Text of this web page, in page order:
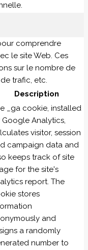
comprendre
le site Web. Ces
sur le nombre de
trafic, etc.
Description
_ga cookie, installed
Google Analytics,
visitor, session
campaign data and
keeps track of site
for the site's
report. The
stores
and
a randomly
number to